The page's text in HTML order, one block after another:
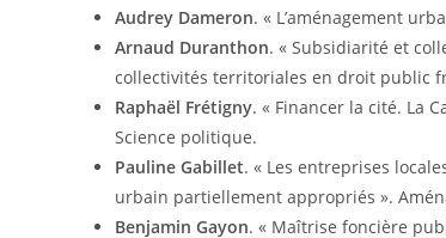
Audrey Dameron. « L’aménagement
Arnaud Duranthon. « Subsidiarité et
collectivités territoriales en droit public
Raphaël Frétigny. « Financer la cité. La
Science politique.
Pauline Gabillet. « Les entreprises
urbain partiellement appropriés ».
Benjamin Gayon. « Maîtrise foncière